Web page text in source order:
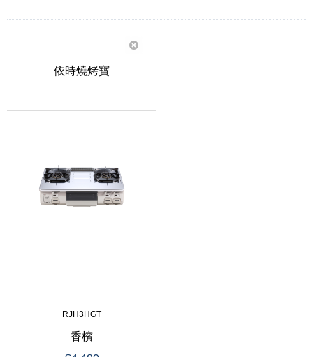
依時燒烤寶
RJH3HGT
香檳